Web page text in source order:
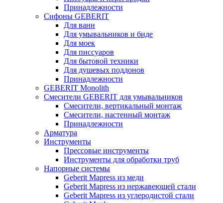
Принадлежности
Сифоны GEBERIT
Для ванн
Для умывальников и биде
Для моек
Для писсуаров
Для бытовой техники
Для душевых поддонов
Принадлежности
GEBERIT Monolith
Смесители GEBERIT для умывальников
Смесители, вертикальный монтаж
Смесители, настенный монтаж
Принадлежности
Арматура
Инструменты
Прессовые инструменты
Инструменты для обработки труб
Напорные системы
Geberit Mapress из меди
Geberit Mapress из нержавеющей стали
Geberit Mapress из углеродистой стали